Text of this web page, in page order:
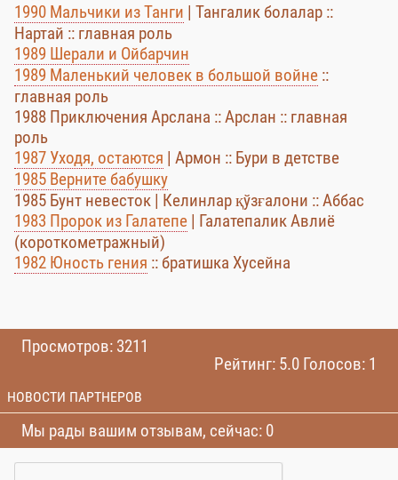
1990 Мальчики из Танги | Тангалик болалар ::
Нартай :: главная роль
1989 Шерали и Ойбарчин
1989 Маленький человек в большой войне ::
главная роль
1988 Приключения Арслана :: Арслан :: главная
роль
1987 Уходя, остаются | Армон :: Бури в детстве
1985 Верните бабушку
1985 Бунт невесток | Келинлар қўзғалони :: Аббас
1983 Пророк из Галатепе | Галатепалик Авлиё
(короткометражный)
1982 Юность гения :: братишка Хусейна
Просмотров: 3211
Рейтинг: 5.0 Голосов: 1
НОВОСТИ ПАРТНЕРОВ
Мы рады вашим отзывам, сейчас: 0